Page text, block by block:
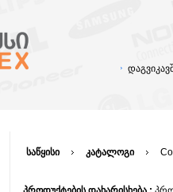
საწყისი კატალოგი